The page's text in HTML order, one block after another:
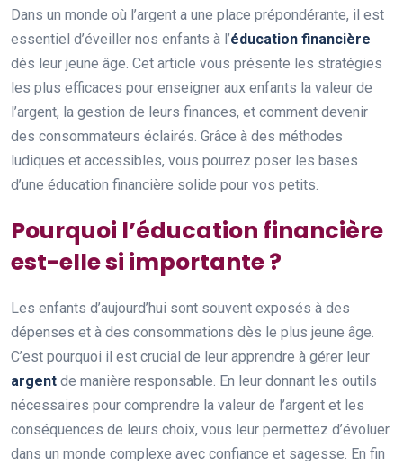
Dans un monde où l’argent a une place prépondérante, il est
essentiel d’éveiller nos enfants à l’éducation financière
dès leur jeune âge. Cet article vous présente les stratégies
les plus efficaces pour enseigner aux enfants la valeur de
l’argent, la gestion de leurs finances, et comment devenir
des consommateurs éclairés. Grâce à des méthodes
ludiques et accessibles, vous pourrez poser les bases
d’une éducation financière solide pour vos petits.
Pourquoi l’éducation financière
est-elle si importante ?
Les enfants d’aujourd’hui sont souvent exposés à des
dépenses et à des consommations dès le plus jeune âge.
C’est pourquoi il est crucial de leur apprendre à gérer leur
argent de manière responsable. En leur donnant les outils
nécessaires pour comprendre la valeur de l’argent et les
conséquences de leurs choix, vous leur permettez d’évoluer
dans un monde complexe avec confiance et sagesse. En fin